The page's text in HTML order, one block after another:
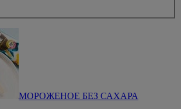
МОРОЖЕНОЕ БЕЗ САХАРА